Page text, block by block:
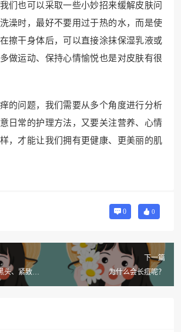
们也可以采取一些小妙招来缓解皮肤问
澡时，最好不要用过于热的水，而是使
擦干身体后，可以直接涂抹保湿乳液或
做运动、保持心情愉悦也是对皮肤有很
的问题，我们需要从多个角度进行分析
日常的护理方法，又要关注营养、心情
，才能让我们拥有更健康、更美丽的肌
0 0
头、紧致毛
下一篇
为什么会长痘呢？